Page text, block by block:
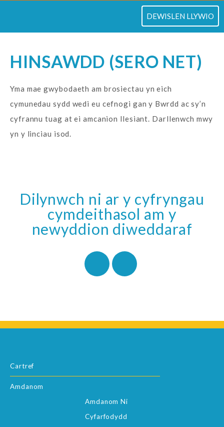
TOGLO
DEWISLEN LLYWIO
HINSAWDD (SERO NET)
Yma mae gwybodaeth am brosiectau yn eich
cymunedau sydd wedi eu cefnogi gan y Bwrdd ac sy’n
cyfrannu tuag at ei amcanion llesiant. Darllenwch mwy
yn y linciau isod.
Dilynwch ni ar y cyfryngau
cymdeithasol am y
newyddion diweddaraf
Cartref
Amdanom
Amdanom Ni
Cyfarfodydd